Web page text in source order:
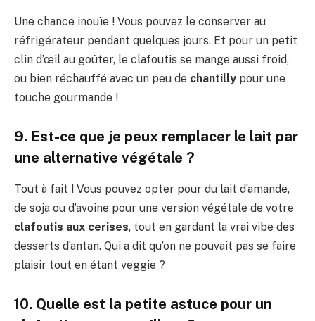
Une chance inouïe ! Vous pouvez le conserver au
réfrigérateur pendant quelques jours. Et pour un petit
clin d’œil au goûter, le clafoutis se mange aussi froid,
ou bien réchauffé avec un peu de chantilly pour une
touche gourmande !
9. Est-ce que je peux remplacer le lait par
une alternative végétale ?
Tout à fait ! Vous pouvez opter pour du lait d’amande,
de soja ou d’avoine pour une version végétale de votre
clafoutis aux cerises, tout en gardant la vrai vibe des
desserts d’antan. Qui a dit qu’on ne pouvait pas se faire
plaisir tout en étant veggie ?
10. Quelle est la petite astuce pour un